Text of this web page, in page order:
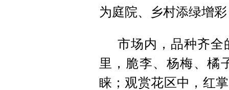
为庭院、乡村添绿增
市场内，品种齐全
里，脆李、杨梅、橘
睐；观赏花区中，红